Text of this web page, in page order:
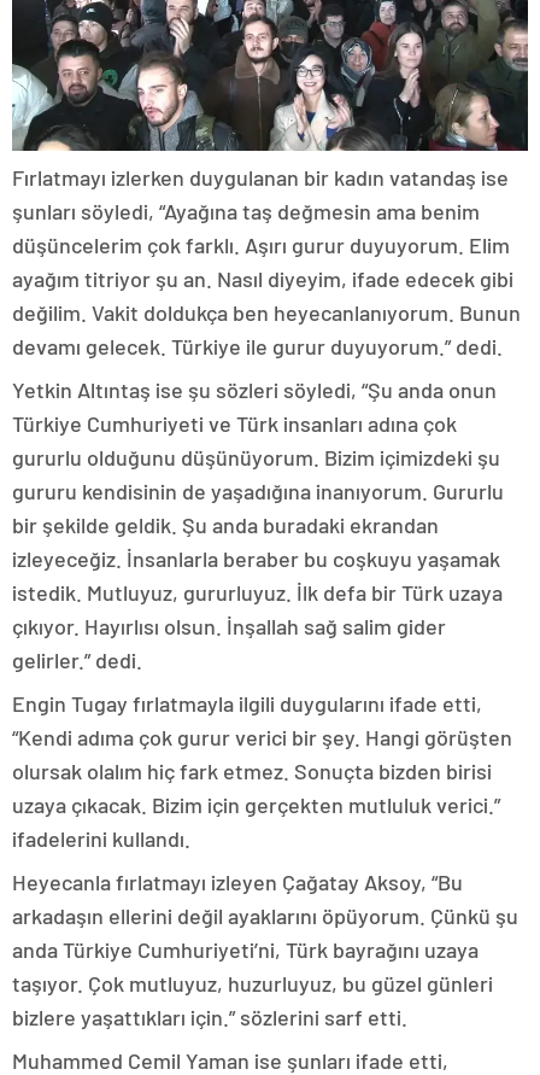
Fırlatmayı izlerken duygulanan bir kadın vatandaş ise
şunları söyledi, “Ayağına taş değmesin ama benim
düşüncelerim çok farklı. Aşırı gurur duyuyorum. Elim
ayağım titriyor şu an. Nasıl diyeyim, ifade edecek gibi
değilim. Vakit doldukça ben heyecanlanıyorum. Bunun
devamı gelecek. Türkiye ile gurur duyuyorum.” dedi.
Yetkin Altıntaş ise şu sözleri söyledi, “Şu anda onun
Türkiye Cumhuriyeti ve Türk insanları adına çok
gururlu olduğunu düşünüyorum. Bizim içimizdeki şu
gururu kendisinin de yaşadığına inanıyorum. Gururlu
bir şekilde geldik. Şu anda buradaki ekrandan
izleyeceğiz. İnsanlarla beraber bu coşkuyu yaşamak
istedik. Mutluyuz, gururluyuz. İlk defa bir Türk uzaya
çıkıyor. Hayırlısı olsun. İnşallah sağ salim gider
gelirler.” dedi.
Engin Tugay fırlatmayla ilgili duygularını ifade etti,
“Kendi adıma çok gurur verici bir şey. Hangi görüşten
olursak olalım hiç fark etmez. Sonuçta bizden birisi
uzaya çıkacak. Bizim için gerçekten mutluluk verici.”
ifadelerini kullandı.
Heyecanla fırlatmayı izleyen Çağatay Aksoy, “Bu
arkadaşın ellerini değil ayaklarını öpüyorum. Çünkü şu
anda Türkiye Cumhuriyeti’ni, Türk bayrağını uzaya
taşıyor. Çok mutluyuz, huzurluyuz, bu güzel günleri
bizlere yaşattıkları için.” sözlerini sarf etti.
Muhammed Cemil Yaman ise şunları ifade etti,